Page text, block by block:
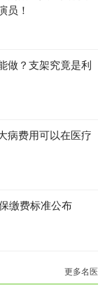
员！
做？支架究竟是利
病费用可以在医疗
缴费标准公布
更多名医